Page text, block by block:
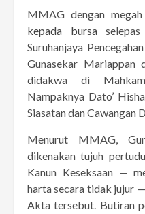
MMAG dengan
kepada bursaselepas
Suruhanjaya
Gunasekar
didakwa di
Nampaknya Dato’
Siasatan dan Cawangan
Menurut MMAG,
dikenakan tujuh
Kanun Keseksaan —
harta secara tidak jujur
Akta tersebut. Butiran